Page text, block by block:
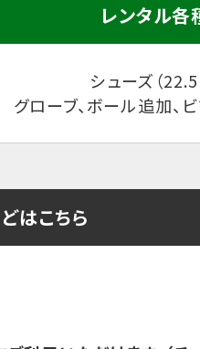
レンタル
シューズ（
グローブ、ボール追加、
はこちら